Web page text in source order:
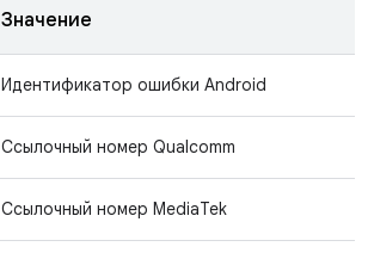
Значение
Идентификатор ошибки Android
Ссылочный номер Qualcomm
Ссылочный номер MediaTek